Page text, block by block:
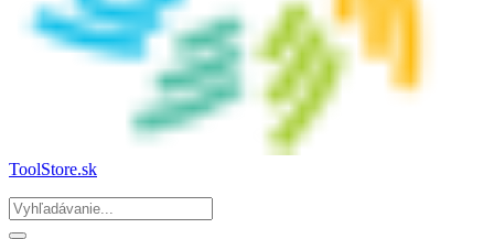
ToolStore.sk